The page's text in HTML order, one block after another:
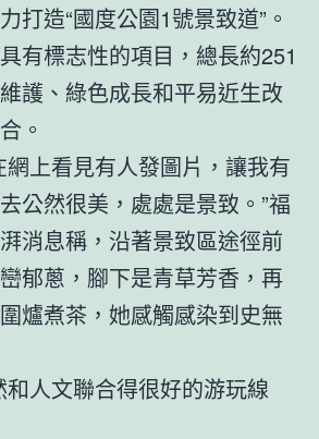
打造“國度公園1號景致道”。
有標志性的項目，總長約251
護、綠色成長和平易近生改
。
網上看見有人發圖片，讓我有
公然很美，處處是景致。”福
消息稱，沿著景致區途徑前
郁蔥，腳下是青草芳香，再
爐煮茶，她感觸感染到史無
和人文聯合得很好的游玩線